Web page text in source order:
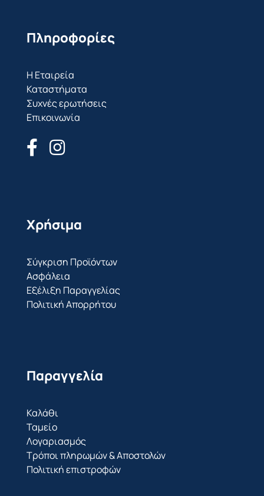
Πληροφορίες
Η Εταιρεία
Καταστήματα
Συχνές ερωτήσεις
Επικοινωνία
Χρήσιμα
Σύγκριση Προϊόντων
Ασφάλεια
Εξέλιξη Παραγγελίας
Πολιτική Απορρήτου
Παραγγελία
Καλάθι
Ταμείο
Λογαριασμός
Τρόποι πληρωμών & Αποστολών
Πολιτική επιστροφών